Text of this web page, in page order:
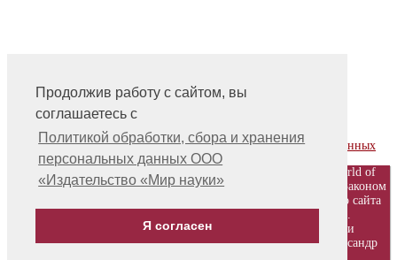
Продолжив работу с сайтом, вы
соглашаетесь с
Политикой обработки, сбора и хранения
персональных данных ООО
«Издательство «Мир науки»
Я согласен
На главную
Контакты, учредитель, редакция
Политика обработки, сбора и хранения персональных данных
© ООО «Издательство «Мир науки» \ «Publishing company «World of
science», LLC Материалы, размещенные на сайте, охраняются Законом
о защите авторских прав. Публикация любых материалов этого сайта
Авторские права на размещенные на сайте научные публикации
принадлежат их авторам. Разработка и поддержка сайта - Александр